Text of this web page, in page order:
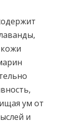
ум от
и